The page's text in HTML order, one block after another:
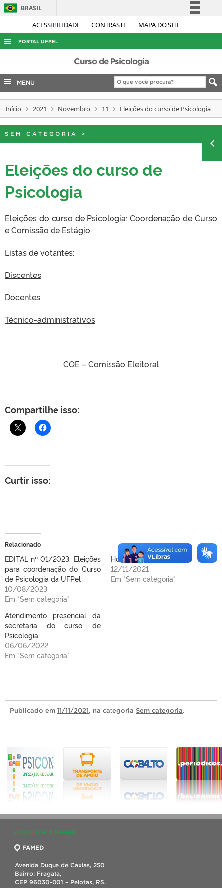
ACESSIBILIDADE CONTRASTE MAPA DO SITE
BRASIL
Simplifique!
Acesso à informação
Legislação
Canais
PORTAL UFPEL
ACESSO À INFORMAÇÃO
AUDITORIA
COBALTO
CONCURSOS
EDITAIS
INTERNACIONAL
PORTARIAS
TELEFONES
Curso de Psicologia
MENU
Início 2021 Novembro 11 Eleições do curso de Psicologia
SEM CATEGORIA >
Eleições do curso de
Psicologia
Eleições do curso de Psicologia: Coordenação de Curso
e Comissão de Estágio
Listas de votantes:
Discentes
Docentes
Técnico-administrativos
COE – Comissão Eleitoral
Compartilhe isso:
Curtir isso:
Relacionado
EDITAL nº 01/2023: Eleições
para coordenação do Curso
de Psicologia da UFPel
10/08/2023
Em "Sem categoria"
Homologação da Chapa
12/11/2021
Em "Sem categoria"
Atendimento presencial da
secretaria do curso de
Psicologia
06/06/2022
Em "Sem categoria"
Publicado em 11/11/2021, na categoria Sem categoria.
LOCALIZE A FAMED
FAMED
Avenida Duque de Caxias, 250
Bairro: Fragata,
CEP 96030-001 – Pelotas, RS.